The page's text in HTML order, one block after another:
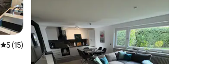
5 पैकी 5 सरासरी रेटिंग, 15 रिव्ह्यूज
5 (15)